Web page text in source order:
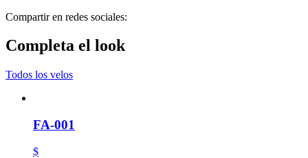
Compartir en redes sociales:
Completa el look
Todos los velos
FA-001
$